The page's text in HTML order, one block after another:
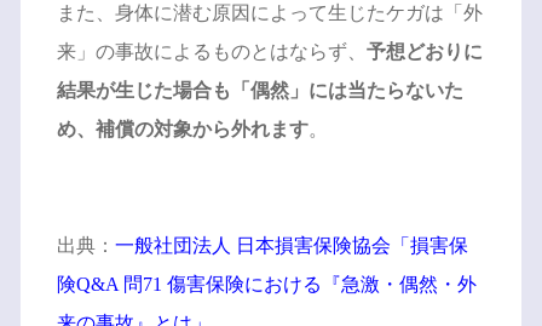
また、身体に潜む原因によって生じたケガは「外
来」の事故によるものとはならず、 予想どおりに
結果が生じた場合も「偶然」には当たらないた
め、補償の対象から外れます。
出典： 一般社団法人 日本損害保険協会「損害保
険Q&A 問71 傷害保険における『急激・偶然・外